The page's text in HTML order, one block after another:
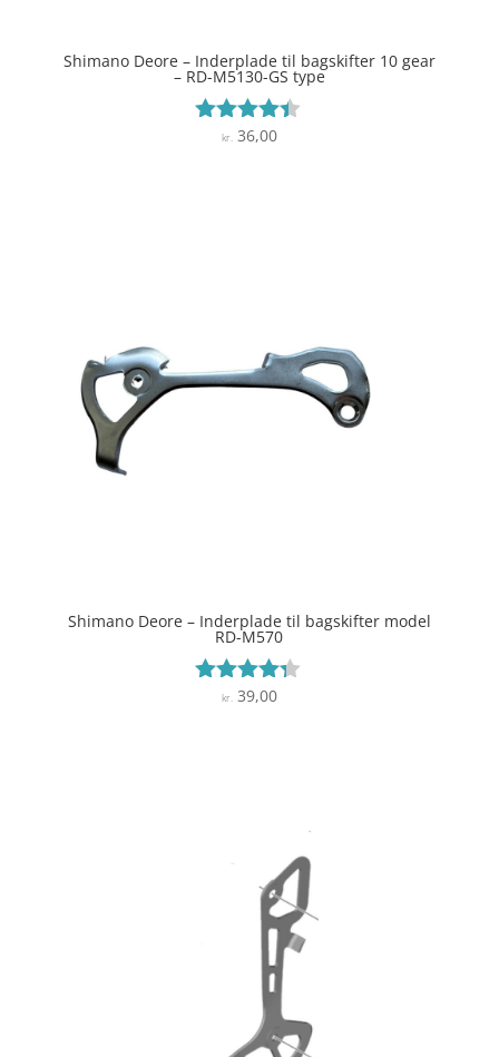
Shimano Deore – Inderplade til bagskifter 10 gear
– RD-M5130-GS type
Vurderet
kr.36,00
Shimano Deore – Inderplade til bagskifter model
RD-M570
Vurderet
kr.39,00